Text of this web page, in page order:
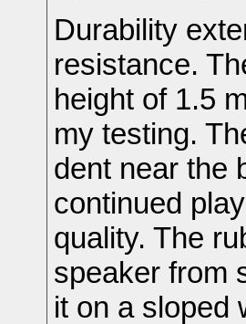
Durability
resistance.
height of 1.5
my testing.
dent near the
continued
quality. The
speaker from
it on a sloped